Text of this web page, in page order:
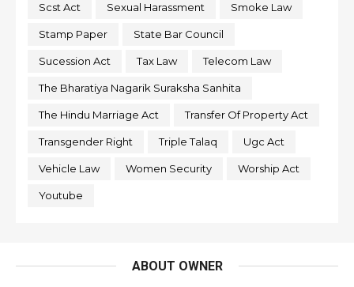
Scst Act Sexual Harassment Smoke Law
Stamp Paper State Bar Council
Sucession Act Tax Law Telecom Law
The Bharatiya Nagarik Suraksha Sanhita
The Hindu Marriage Act Transfer Of Property Act
Transgender Right Triple Talaq Ugc Act
Vehicle Law Women Security Worship Act
Youtube
ABOUT OWNER